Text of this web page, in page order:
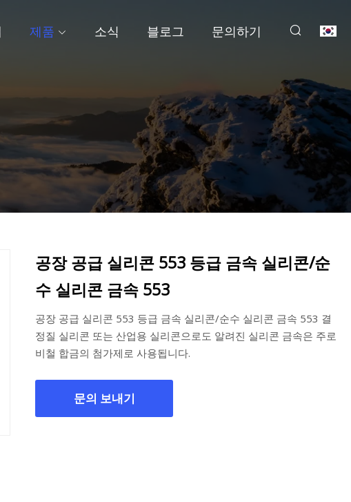
제품 소식 블로그 문의하기
공장 공급 실리콘 553 등급 금속 실리콘/순
수 실리콘 금속 553
공장 공급 실리콘 553 등급 금속 실리콘/순수 실리콘 금속 553 결
정질 실리콘 또는 산업용 실리콘으로도 알려진 실리콘 금속은 주로
비철 합금의 첨가제로 사용됩니다.
문의 보내기